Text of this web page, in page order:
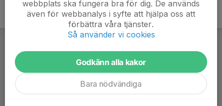
webbplats ska fungera bra för dig. De används
även för webbanalys i syfte att hjälpa oss att
förbättra våra tjänster.
Så använder vi cookies
Godkänn alla kakor
Bara nödvändiga